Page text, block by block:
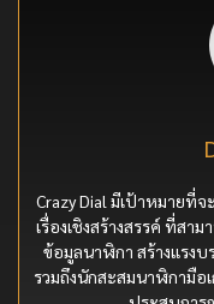
Crazy Dial มีเป้าหมายที่จ
เรื่องเชิงสร้างสรรค์ ที่สา
ข้อมูลนาฬิกา สร้างแรง
รวมถึงนักสะสมนาฬิกามื